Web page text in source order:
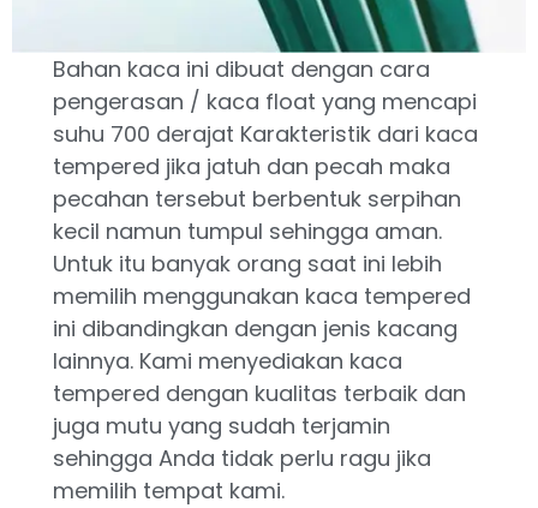
Bahan kaca ini dibuat dengan cara
pengerasan / kaca float yang mencapi
suhu 700 derajat Karakteristik dari kaca
tempered jika jatuh dan pecah maka
pecahan tersebut berbentuk serpihan
kecil namun tumpul sehingga aman.
Untuk itu banyak orang saat ini lebih
memilih menggunakan kaca tempered
ini dibandingkan dengan jenis kacang
lainnya. Kami menyediakan kaca
tempered dengan kualitas terbaik dan
juga mutu yang sudah terjamin
sehingga Anda tidak perlu ragu jika
memilih tempat kami.